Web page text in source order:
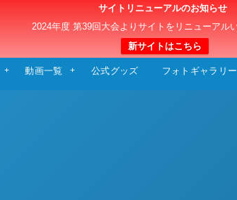
サイトリニューアルのお知らせ
2024年度 第39回大会よりサイトをリニューアル
新サイトはこちら
日本クラブユースサッカー選手権
動画一覧 公式グッズ フォトギャラリー